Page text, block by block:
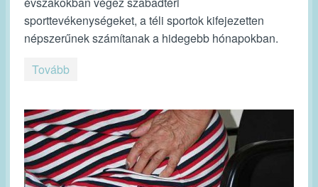
sporttevékenységeket, a téli sportok kifejezetten
népszerűnek számítanak a hidegebb hónapokban.
Tovább